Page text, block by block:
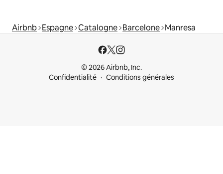
Airbnb Espagne Catalogne Barcelone Manresa
© 2026 Airbnb, Inc.
Confidentialité
Conditions générales